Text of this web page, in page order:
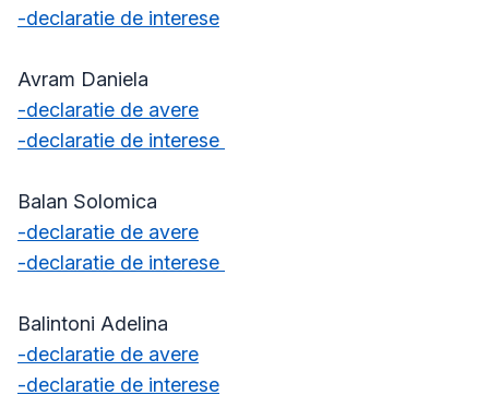
-declaratie de interese
Avram Daniela
-declaratie de avere
-declaratie de interese
Balan Solomica
-declaratie de avere
-declaratie de interese
Balintoni Adelina
-declaratie de avere
-declaratie de interese